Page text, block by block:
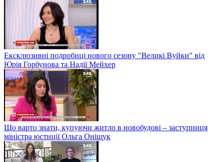
Ексклюзивні подробиці нового сезону "Великі Вуйки" від
Юрія Горбунова та Надії Мейхер
Що варто знати, купуючи житло в новобудові – заступниця
міністра юстиції Ольга Оніщук